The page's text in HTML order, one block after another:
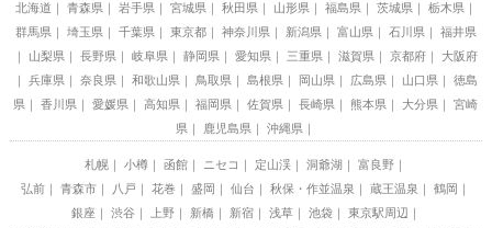
北海道 青森県 岩手県 宮城県 秋田県 山形県 福島県 茨城県
栃木県
群馬県
埼玉県 千葉県 東京都 神奈川県 新潟県 富山県 石川県
福井県
山梨県
長野県 岐阜県 静岡県 愛知県 三重県 滋賀県 京都府
大阪府
兵庫県
奈良県 和歌山県 鳥取県 島根県 岡山県 広島県 山口県
徳島
県
香川県 愛媛県 高知県 福岡県 佐賀県 長崎県 熊本県 大分県
宮崎
県
鹿児島県 沖縄県
札幌 小樽 函館 ニセコ 定山渓 洞爺湖
富良野
弘前
青森市 八戸 花巻 盛岡 仙台 秋保・作並温泉 蔵王温泉
鶴岡
銀座
渋谷 上野 新橋 新宿 浅草 池袋
東京駅周辺